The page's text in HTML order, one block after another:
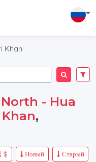
Khan
North - Hua
,
Старый
Новый
$